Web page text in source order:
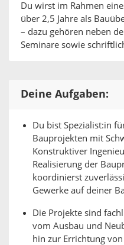
Du wirst im Rahmen
über 2,5 Jahre als
– dazu gehören neben
Seminare sowie
Deine Aufgaben:
Du bist Spezialist:in
Bauprojekten mit
Konstruktiver
Realisierung der
koordinierst
Gewerke auf deiner
Die Projekte sind
vom Ausbau und
hin zur Errichtung